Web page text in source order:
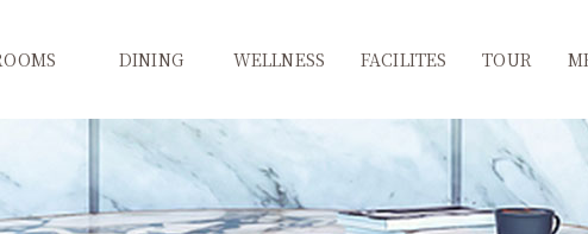
페리어
DINING
달보드레
와이너리투어
WELLNESS
피트니스 센터
FACILITES
CU
키즈카페
TOUR
추천여행지
추천코스